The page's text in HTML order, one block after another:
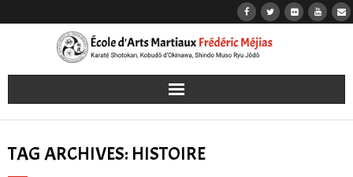
Accueil
Karaté
TAG ARCHIVES: HISTOIRE